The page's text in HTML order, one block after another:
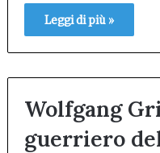
Leggi di più »
Wolfgang
guerriero